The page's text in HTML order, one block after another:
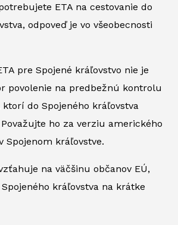
ETA na cestovanie do
odpoveď je vo všeobecnosti
pre Spojené kráľovstvo nie je
povolenie na predbežnú kontrolu
do Spojeného kráľovstva
ho za verziu amerického
Spojenom kráľovstve.
na väčšinu občanov EÚ,
kráľovstva na krátke